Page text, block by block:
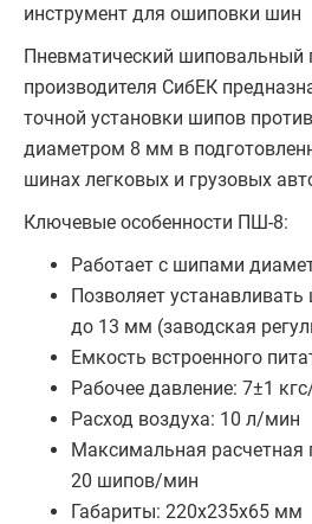
инструмент для ошиповки шин
Пневматический шиповальный
производителя СибЕК
точной установки шипов
диаметром 8 мм в
шинах легковых и грузовых
Ключевые особенности ПШ-8:
Работает с шипами
Позволяет
до 13 мм (заводская
Емкость встроенного
Рабочее давление: 7±1
Расход воздуха: 10 л/мин
Максимальная расчетная
20 шипов/мин
Габариты: 220х235х65 мм